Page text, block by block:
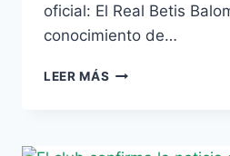
oficial: El Real Betis
conocimiento de…
LEER MÁS LOS